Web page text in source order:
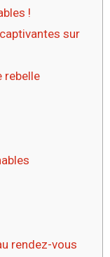
!
sur
rebelle
rendez-vous